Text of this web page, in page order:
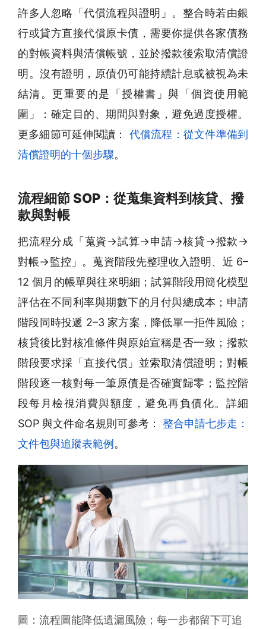
許多人忽略「代償流程與證明」。整合時若由銀
行或貸方直接代償原卡債，需要你提供各家債務
的對帳資料與清償帳號，並於撥款後索取清償證
明。沒有證明，原債仍可能持續計息或被視為未
結清。更重要的是「授權書」與「個資使用範
圍」：確定目的、期間與對象，避免過度授權。
更多細節可延伸閱讀：
代償流程：從文件準備到
清償證明的十個步驟。
流程細節 SOP：從蒐集資料到核貸、撥
款與對帳
把流程分成「蒐資→試算→申請→核貸→撥款→
對帳→監控」。蒐資階段先整理收入證明、近 6–
12 個月的帳單與往來明細；試算階段用簡化模型
評估在不同利率與期數下的月付與總成本；申請
階段同時投遞 2–3 家方案，降低單一拒件風險；
核貸後比對核准條件與原始宣稱是否一致；撥款
階段要求採「直接代償」並索取清償證明；對帳
階段逐一核對每一筆原債是否確實歸零；監控階
段每月檢視消費與額度，避免再負債化。詳細
SOP 與文件命名規則可參考：
整合申請七步走：
文件包與追蹤表範例 。
圖：流程圖能降低遺漏風險；每一步都留下可追